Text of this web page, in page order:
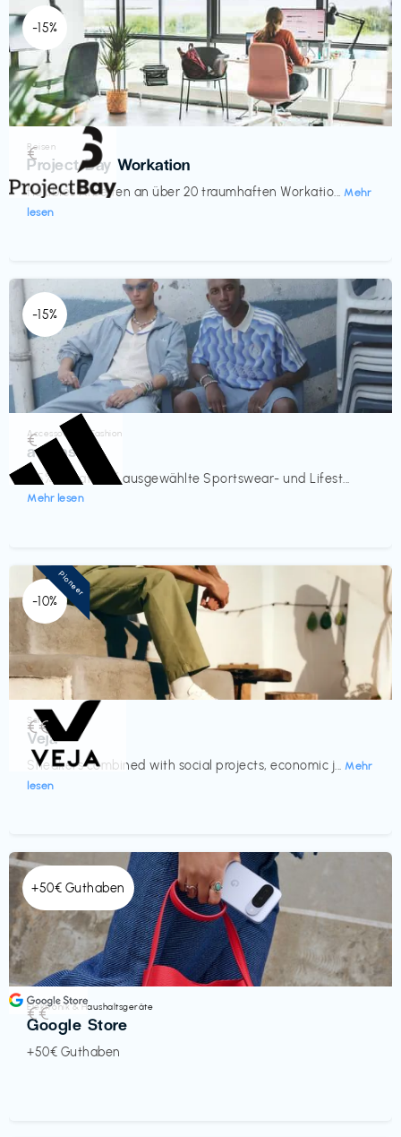
-15%
Reisen
Project Bay Workation
flexibles Arbeiten an über 20 traumhaften Workatio... Mehr
lesen
€‎
-15%
Accessoires & Fashion
adidas
-15% Rabatt auf ausgewählte Sportswear- und Lifest...
Mehr lesen
€‎
-10%
Schuhe
Veja
Sneakers combined with social projects, economic j... Mehr
lesen
€€‎
Pioneer
+50€ Guthaben
Elektronik & Haushaltsgeräte
Google Store
+50€ Guthaben
€€‎